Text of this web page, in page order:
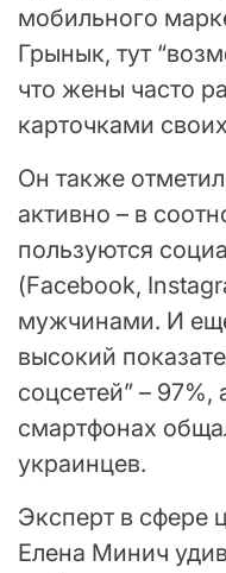
мобильного
Грынык, тут
что жены часто
карточками
Он также
активно – в
пользуются
(Facebook,
мужчинами. И
высокий
соцсетей” –
смартфонах
украинцев.
Эксперт в сфере
Елена Минич